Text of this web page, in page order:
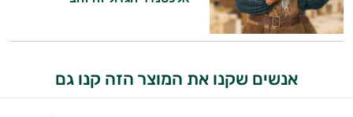
אנשים שקנו את המוצר הזה קנו גם